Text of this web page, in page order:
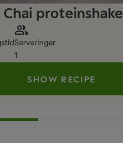
Chai proteinshake
Serveringer
1
SHOW RECIPE